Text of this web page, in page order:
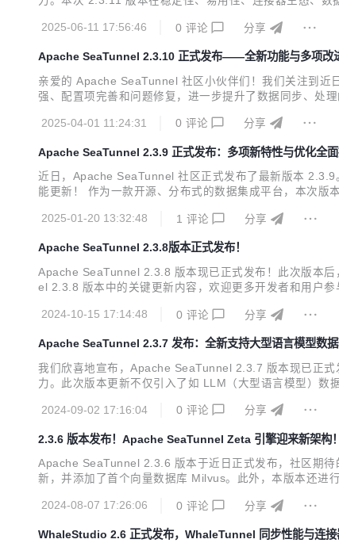
入...
2025-06-11 17:56:46 0 评论 分享
Apache SeaTunnel 2.3.10 正式发布——全新功能与多项改
亲爱的 Apache SeaTunnel 社区小伙伴们！我们关注到
强、配置项完善和问题修复，进一步提升了数据同步、处
2025-04-01 11:24:31
0 评论 分享
Apache SeaTunnel 2.3.9 正式发布：多项新特性与优化全
近日，Apache SeaTunnel 社区正式发布了最新版本
能更新！ 作为一款开源、分布式的数据集成平台，本次
2025-01-20 13:32:48
1 评论 分享
Apache SeaTunnel 2.3.8版本正式发布！
Apache SeaTunnel 2.3.8 版本现已正式发布！此次版本
el 2.3.8 版本中的关键更新内容，欢迎更多开发者和用户
2024-10-15 17:14:48
0 评论 分享
Apache SeaTunnel 2.3.7 发布：全新支持大型语言模型数
我们欣喜地宣布，Apache SeaTunnel 2.3.7 版本现已正
力。此次版本更新不仅引入了如 LLM（大型语言模型）数
2024-09-02 17:16:04
0 评论 分享
2.3.6 版本发布！Apache SeaTunnel Zeta 引擎迎来新架构！
Apache SeaTunnel 2.3.6 版本于近日正式发布，社区期
新，并添加了首个向量数据库 Milvus。此外，本版本还
2024-08-07 17:26:06
0 评论 分享
WhaleStudio 2.6 正式发布，WhaleTunnel 同步性能与连接